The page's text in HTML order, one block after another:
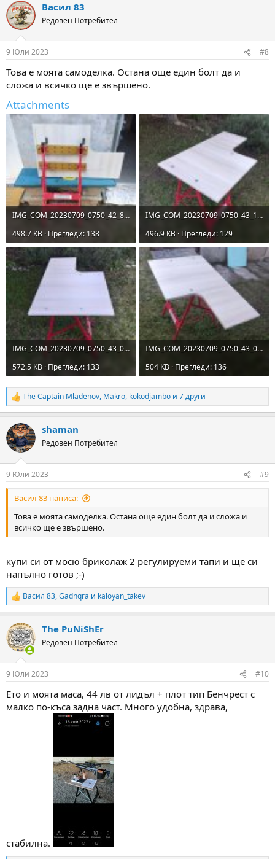
c
t
i
s
Васил 83
Редовен Потребител
9 Юли 2023 #8
Това е моята самоделка. Остана още един болт да и
сложа и всичко ще е звършено.
Attachments
IMG_COM_20230709_0750_42_8740.jpg
498.7 KB · Прегледи: 138
IMG_COM_20230709_0750_43_1273.jpg
496.9 KB · Прегледи: 129
IMG_COM_20230709_0750_43_0792.jpg
572.5 KB · Прегледи: 133
IMG_COM_20230709_0750_43_0331.jpg
504 KB · Прегледи: 136
R
e
c
t
i
s
:
The Captain Mladenov, Makro, kokodjambo и 7 други
shaman
Редовен Потребител
9 Юли 2023 #9
Васил 83 написа:
Това е моята самоделка. Остана още един болт да и сложа и
всичко ще е звършено.
купи си от мосю бриколаж 2 регулируеми тапи и ще си
напълно готов ;-)
R
e
c
t
i
s
Васил 83,Gadnqra и kaloyan_takev
The PuNiShEr
Редовен Потребител
9 Юли 2023 #10
Ето и моята маса, 44 лв от лидъл + плот тип Бенчрест с
малко по-къса задна част. Много удобна, здрава,
стабилна.